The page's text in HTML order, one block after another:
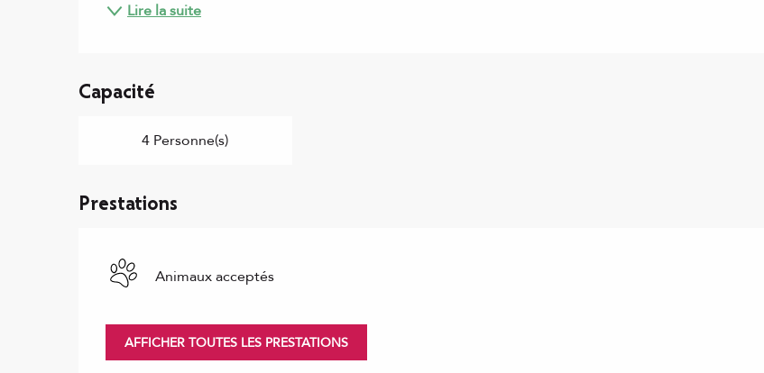
Lire la suite
Capacité
4 Personne(s)
Prestations
Animaux acceptés
AFFICHER TOUTES LES PRESTATIONS